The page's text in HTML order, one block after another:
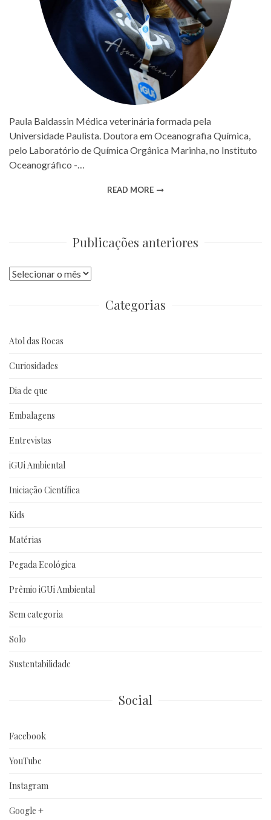
Paula Baldassin Médica veterinária formada pela
Universidade Paulista. Doutora em Oceanografia Química,
pelo Laboratório de Química Orgânica Marinha, no Instituto
Oceanográfico -…
READ MORE
Publicações anteriores
Publicações
Categorias
Atol das Rocas
Curiosidades
Dia de que
Embalagens
Entrevistas
iGUi Ambiental
Iniciação Científica
Kids
Matérias
Pegada Ecológica
Prêmio iGUi Ambiental
Sem categoria
Solo
Sustentabilidade
Social
Facebook
YouTube
Instagram
Google +